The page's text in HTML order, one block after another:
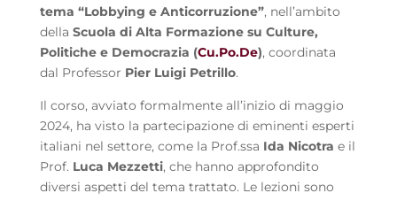
tema “Lobbying e Anticorruzione”, nell’ambito
della Scuola di Alta Formazione su Culture,
Politiche e Democrazia (Cu.Po.De), coordinata
dal Professor Pier Luigi Petrillo.
Il corso, avviato formalmente all’inizio di maggio
2024, ha visto la partecipazione di eminenti esperti
italiani nel settore, come la Prof.ssa Ida Nicotra e il
Prof. Luca Mezzetti, che hanno approfondito
diversi aspetti del tema trattato. Le lezioni sono